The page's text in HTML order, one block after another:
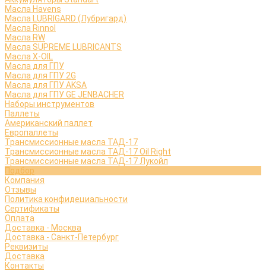
Масла Havens
Масла LUBRIGARD (Лубригард)
Масла Rinnol
Масла RW
Масла SUPREME LUBRICANTS
Масла X-OIL
Масла для ГПУ
Масла для ГПУ 2G
Масла для ГПУ AKSA
Масла для ГПУ GE JENBACHER
Наборы инструментов
Паллеты
Американский паллет
Европаллеты
Трансмиссионные масла ТАД-17
Трансмиссионные масла ТАД-17 Oil Right
Трансмиссионные масла ТАД-17 Лукойл
Подбор
Компания
Отзывы
Политика конфидециальности
Сертификаты
Оплата
Доставка - Москва
Доставка - Санкт-Петербург
Реквизиты
Доставка
Контакты